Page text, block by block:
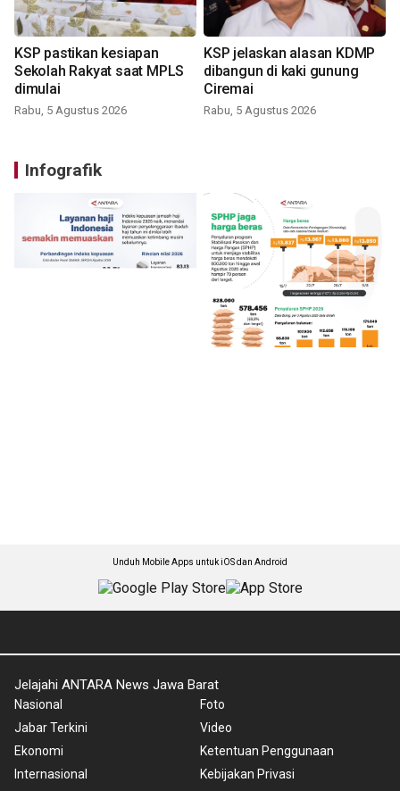
KSP pastikan kesiapan
Sekolah Rakyat saat MPLS
dimulai
Rabu, 5 Agustus 2026
KSP jelaskan alasan KDMP
dibangun di kaki gunung
Ciremai
Rabu, 5 Agustus 2026
Infografik
Unduh Mobile Apps untuk iOS dan Android
Jelajahi ANTARA News Jawa Barat
Nasional
Jabar Terkini
Ekonomi
Internasional
Foto
Video
Ketentuan Penggunaan
Kebijakan Privasi